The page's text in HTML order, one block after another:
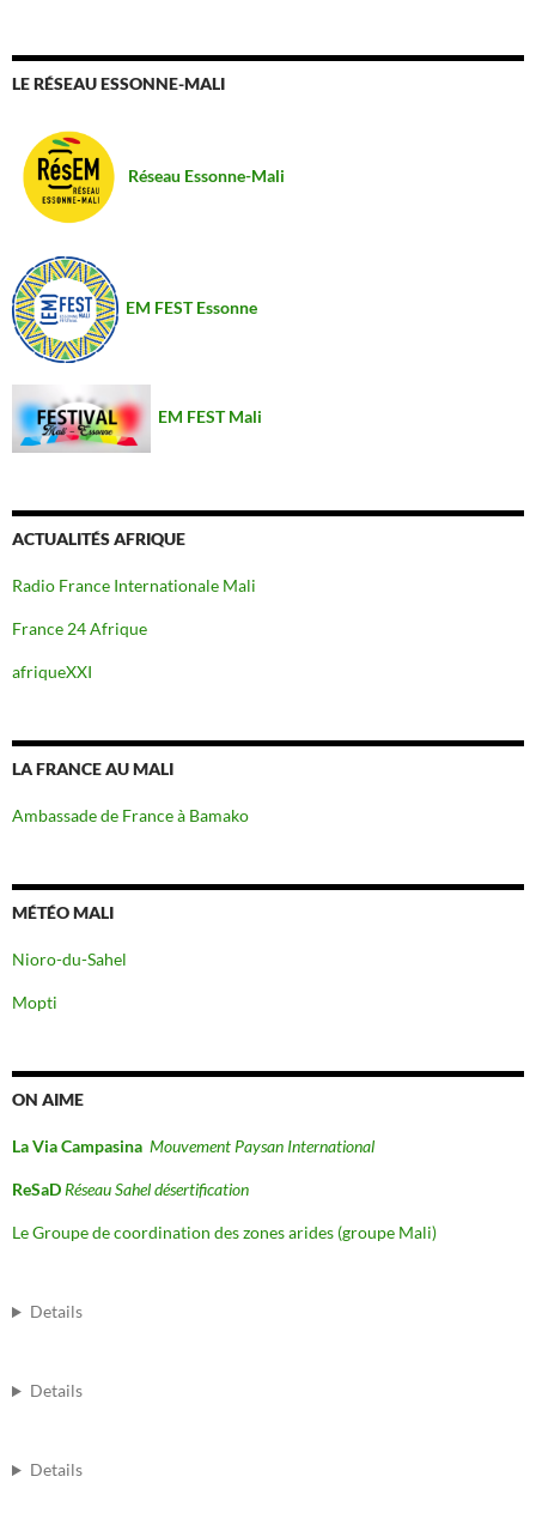
LE RÉSEAU ESSONNE-MALI
Réseau Essonne-Mali
EM FEST Essonne
EM FEST Mali
ACTUALITÉS AFRIQUE
Radio France Internationale Mali
France 24 Afrique
afriqueXXI
LA FRANCE AU MALI
Ambassade de France à Bamako
MÉTÉO MALI
Nioro-du-Sahel
Mopti
ON AIME
La Via Campasina Mouvement Paysan International
ReSaD Réseau Sahel désertification
Le Groupe de coordination des zones arides (groupe Mali)
Details
Details
Details